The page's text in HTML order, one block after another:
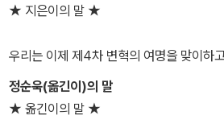
★ 지은이의 말 ★
우리는 이제 제4차 변혁의 여명을 맞이하
서 기술의 중심 개념은 ‘휴대’에서 ‘착용’으
인터페이스는 손가락을 갖다 대는 스크린
정순욱(옮긴이)의 말
★ 옮긴이의 말 ★